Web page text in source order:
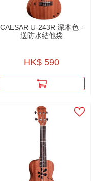
CAESAR U-243R 深木色 -
送防水結他袋
HK$ 590